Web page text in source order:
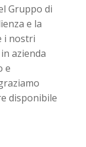
Gruppo di
e la
i nostri
azienda
e
disponibile